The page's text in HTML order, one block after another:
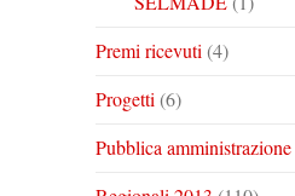
Premi ricevuti (4)
Progetti (6)
Pubblica amministrazione